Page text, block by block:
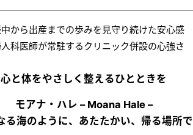
から出産までの歩みを見守り続けた安心感
科医師が常駐するクリニック併設の心強さ
心と体をやさしく整えるひとときを
モアナ・ハレ – Moana Hale –
る海のように、あたたかい、帰る場所で